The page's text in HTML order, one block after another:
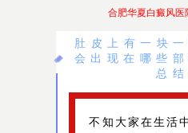
合肥华夏白癜风医
肚皮上有一块
会出现在哪些
总
不知大家在生活